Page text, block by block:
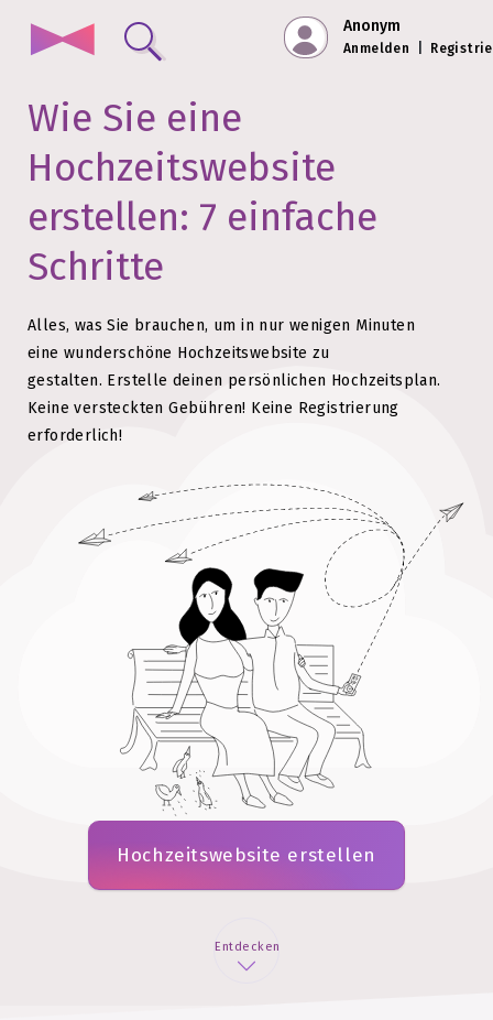
Anonym
Anmelden
Wie Sie eine
Hochzeitswebsite
erstellen: 7 einfache
Schritte
Alles, was Sie brauchen, um in nur wenigen Minuten
eine wunderschöne Hochzeitswebsite zu
gestalten. Erstelle deinen persönlichen Hochzeitsplan.
Keine versteckten Gebühren! Keine Registrierung
erforderlich!
Hochzeitswebsite erstellen
Entdecken